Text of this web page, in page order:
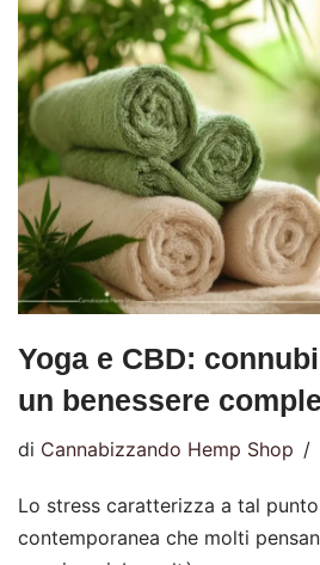
Yoga e CBD:
un benessere
di Cannabizzando Hemp Shop
Lo stress caratterizza a tal
contemporanea che molti